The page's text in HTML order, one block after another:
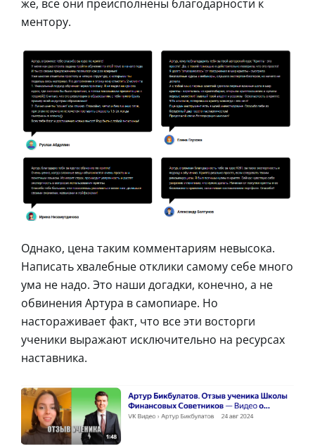
же, все они преисполнены благодарности к
ментору.
Однако, цена таким комментариям невысока.
Написать хвалебные отклики самому себе много
ума не надо. Это наши догадки, конечно, а не
обвинения Артура в самопиаре. Но
настораживает факт, что все эти восторги
ученики выражают исключительно на ресурсах
наставника.